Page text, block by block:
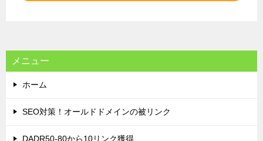
メニュー
ホーム
SEO対策！オールドドメインの被リンク
DADR50-80から10リンク獲得